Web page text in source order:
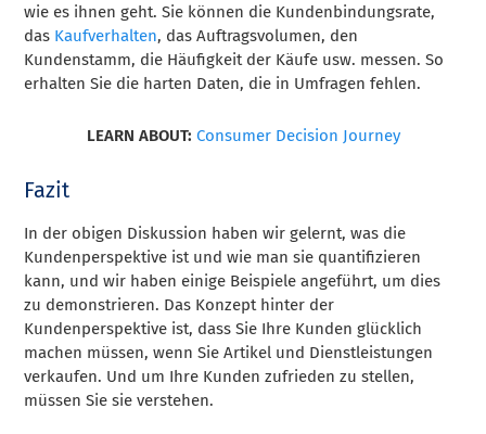
wie es ihnen geht. Sie können die Kundenbindungsrate,
das Kaufverhalten, das Auftragsvolumen, den
Kundenstamm, die Häufigkeit der Käufe usw. messen. So
erhalten Sie die harten Daten, die in Umfragen fehlen.
LEARN ABOUT: Consumer Decision Journey
Fazit
In der obigen Diskussion haben wir gelernt, was die
Kundenperspektive ist und wie man sie quantifizieren
kann, und wir haben einige Beispiele angeführt, um dies
zu demonstrieren. Das Konzept hinter der
Kundenperspektive ist, dass Sie Ihre Kunden glücklich
machen müssen, wenn Sie Artikel und Dienstleistungen
verkaufen. Und um Ihre Kunden zufrieden zu stellen,
müssen Sie sie verstehen.